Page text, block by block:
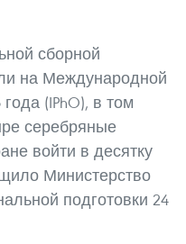
сборной
на Международной
(IPhO), в том
серебряные
войти в десятку
Министерство
подготовки 24